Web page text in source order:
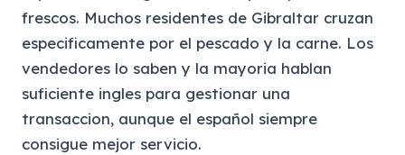
frescos. Muchos residentes de Gibraltar cruzan
especificamente por el pescado y la carne. Los
vendedores lo saben y la mayoria hablan
suficiente ingles para gestionar una
transaccion, aunque el español siempre
consigue mejor servicio.